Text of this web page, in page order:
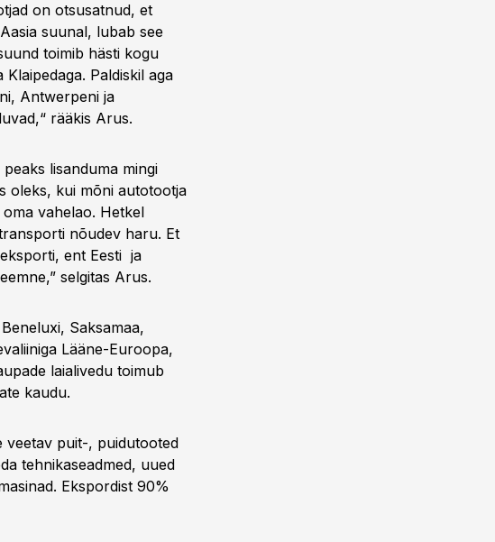
on otsusatnud, et
suunal, lubab see
toimib hästi kogu
Paldiskil aga
Antwerpeni ja
rääkis Arus.
lisanduma mingi
oleks, kui mõni autotootja
vahelao. Hetkel
nõudev haru. Et
ent Eesti ja
selgitas Arus.
Saksamaa,
Lääne-Euroopa,
laialivedu toimub
kaudu.
veetav puit-, puidutooted
tehnikaseadmed, uued
Ekspordist 90%